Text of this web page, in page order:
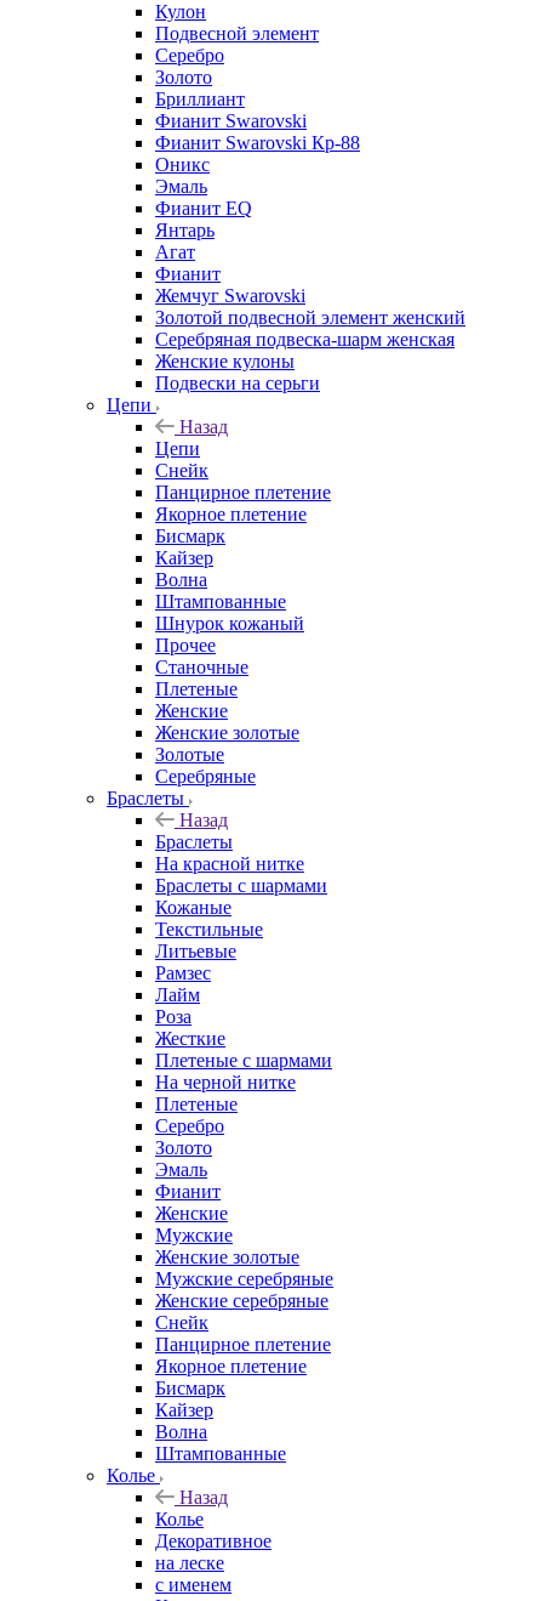
Кулон
Подвесной элемент
Серебро
Золото
Бриллиант
Фианит Swarovski
Фианит Swarovski Кр-88
Оникс
Эмаль
Фианит EQ
Янтарь
Агат
Фианит
Жемчуг Swarovski
Золотой подвесной элемент женcкий
Серебряная подвеска-шарм женская
Женские кулоны
Подвески на серьги
Цепи
Назад
Цепи
Снейк
Панцирное плетение
Якорное плетение
Бисмарк
Кайзер
Волна
Штампованные
Шнурок кожаный
Прочее
Станочные
Плетеные
Женские
Женские золотые
Золотые
Серебряные
Браслеты
Назад
Браслеты
На красной нитке
Браслеты с шармами
Кожаные
Текстильные
Литьевые
Рамзес
Лайм
Роза
Жесткие
Плетеные с шармами
На черной нитке
Плетеные
Серебро
Золото
Эмаль
Фианит
Женские
Мужские
Женские золотые
Мужские серебряные
Женские серебряные
Снейк
Панцирное плетение
Якорное плетение
Бисмарк
Кайзер
Волна
Штампованные
Колье
Назад
Колье
Декоративное
на леске
с именем